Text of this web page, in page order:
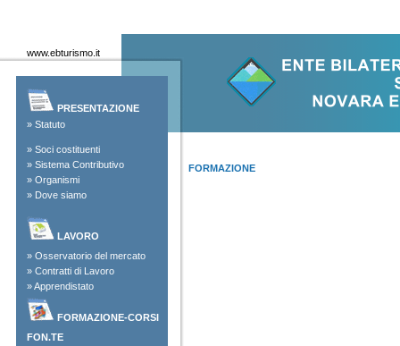
www.ebturismo.it
PRESENTAZIONE
» Statuto
» Soci costituenti
» Sistema Contributivo
» Organismi
» Dove siamo
LAVORO
» Osservatorio del mercato
» Contratti di Lavoro
»Apprendistato
FORMAZIONE-CORSI
FON.TE
FORMAZIONE